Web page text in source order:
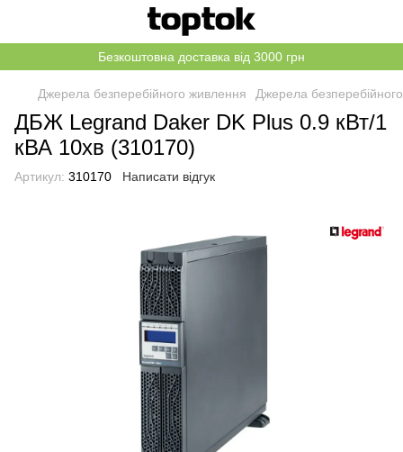
Безкоштовна доставка від 3000 грн
Джерела безперебійного живлення Джерела
ДБЖ Legrand Daker DK Plus 0.9 кВт/1
кВА 10хв (310170)
Артикул: 310170 Написати відгук